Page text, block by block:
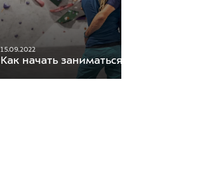
15.09.2022
Как начать заниматься скалолазанием